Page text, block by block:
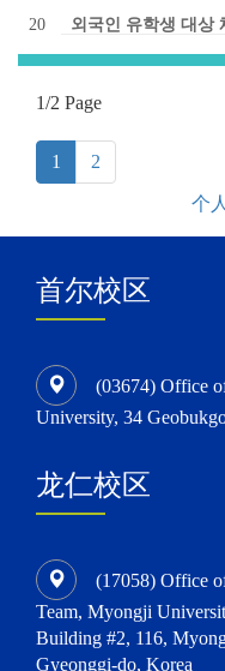
20 외국인 유학생 대상
1/2 Page
1 (current)
2
个
首尔校区
(03674) Office
University, 34
龙仁校区
(17058) Office
Team, Myongji
Building #2, 116,
Gyeonggi-do, Korea